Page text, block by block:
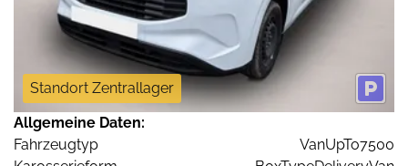
Standort Zentrallager
Allgemeine Daten:
Fahrzeugtyp
VanUpTo7500